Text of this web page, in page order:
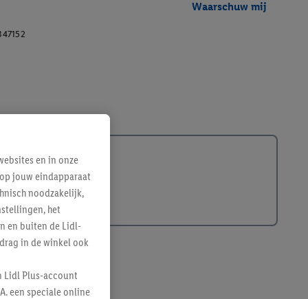
Waarschuw mij
en in onze
jouw eindapparaat
noodzakelijk,
het
en buiten de Lidl-
in de winkel ook
Lidl Plus-account
een speciale online